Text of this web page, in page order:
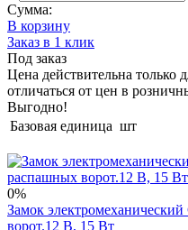
Сумма:
В корзину
Заказ в 1 клик
Под заказ
Цена действительна только
отличаться от цен в
Выгодно!
Базовая единица шт
0%
Замок
ворот.12 В, 15 Вт